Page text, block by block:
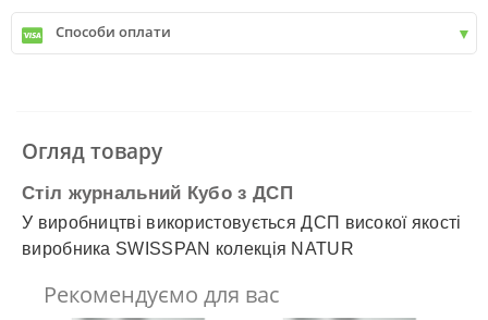
Київ передмістя +30 грн\км
✓Нова пошта
✓Делівері
✓Автолюкс
Способи оплати
✓ Детальніше
Огляд товару
Стіл журнальний Кубо з ДСП
У виробництві використовується ДСП високої якості
виробника SWISSPAN колекція NATUR
Рекомендуємо для вас